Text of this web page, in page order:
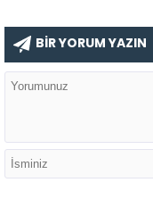
BİR YORUM YAZIN